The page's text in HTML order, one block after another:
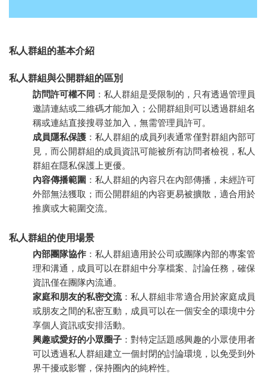
私人群組的基本介紹
私人群組與公開群組的區別
訪問許可權不同 ：私人群組是受限制的，只有透過管理員
邀請連結或二維碼才能加入；公開群組則可以透過群組名
稱或連結直接搜尋並加入，無需管理員許可。
成員隱私保護 ：私人群組的成員列表通常僅對群組內部可
見，而公開群組的成員資訊可能被所有訪問者檢視，私人
群組在隱私保護上更優。
內容傳播範圍 ：私人群組的內容只在內部傳播，未經許可
外部無法獲取；而公開群組的內容更易被擴散，適合用於
推廣或大範圍交流。
私人群組的使用場景
內部團隊協作 ：私人群組適用於公司或團隊內部的專案管
理和溝通，成員可以在群組中分享檔案、討論任務，確保
資訊僅在團隊內流通。
家庭和朋友的私密交流：私人群組非常適合用於家庭成員
或朋友之間的私密互動，成員可以在一個安全的環境中分
享個人資訊或安排活動。
興趣或愛好的小眾圈子 ：對特定話題感興趣的小眾使用者
可以透過私人群組建立一個封閉的討論環境，以免受到外
界干擾或影響，保持圈內的純粹性。